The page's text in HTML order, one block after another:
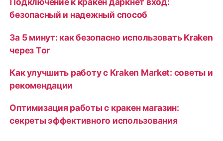
безопасный и надежный способ
За 5 минут: как безопасно использовать Kraken
через Tor
Как улучшить работу с Kraken Market: советы и
рекомендации
Оптимизация работы с кракен магазин:
секреты эффективного использования